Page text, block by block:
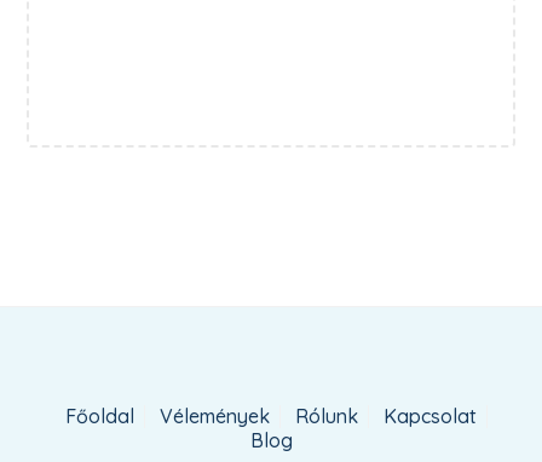
Főoldal Vélemények Rólunk
Kapcsolat
Blog